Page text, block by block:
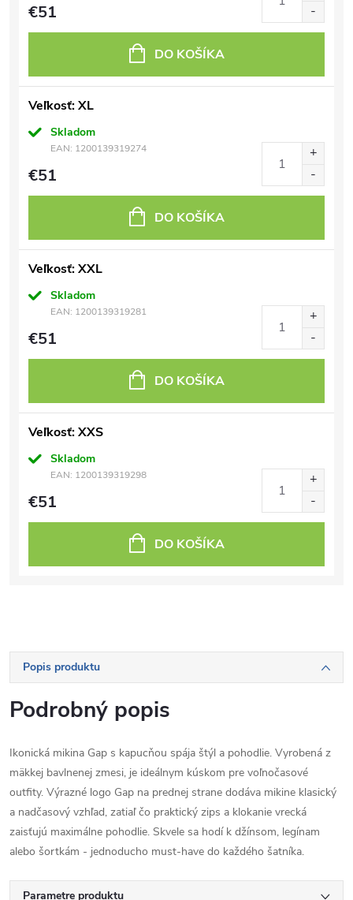
€51
DO KOŠÍKA
Veľkosť: XL
Skladom
EAN: 1200139319274
€51
DO KOŠÍKA
Veľkosť: XXL
Skladom
EAN: 1200139319281
€51
DO KOŠÍKA
Veľkosť: XXS
Skladom
EAN: 1200139319298
€51
DO KOŠÍKA
Popis produktu
Podrobný popis
Ikonická mikina Gap s kapucňou spája štýl a pohodlie. Vyrobená z
mäkkej bavlnenej zmesi, je ideálnym kúskom pre voľnočasové
outfity. Výrazné logo Gap na prednej strane dodáva mikine klasický
a nadčasový vzhľad, zatiaľ čo praktický zips a klokanie vrecká
zaisťujú maximálne pohodlie. Skvele sa hodí k džínsom, legínam
alebo šortkám - jednoducho must-have do každého šatníka.
Parametre produktu